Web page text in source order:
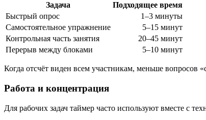
Задача
Подходящее время
Быстрый опрос
1–3 минуты
Самостоятельное упражнение
5–15 минут
Контрольная часть занятия
20–45 минут
Перерыв между блоками
5–10 минут
Когда отсчёт виден всем участникам, меньше вопросов
Работа и концентрация
Для рабочих задач таймер часто используют вместе с